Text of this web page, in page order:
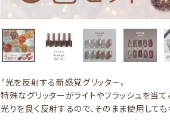
〝光を反射する新感覚グリッター〟
特殊なグリッターがライトやフラッシュを当て
光りを良く反射するので、そのまま使用しても